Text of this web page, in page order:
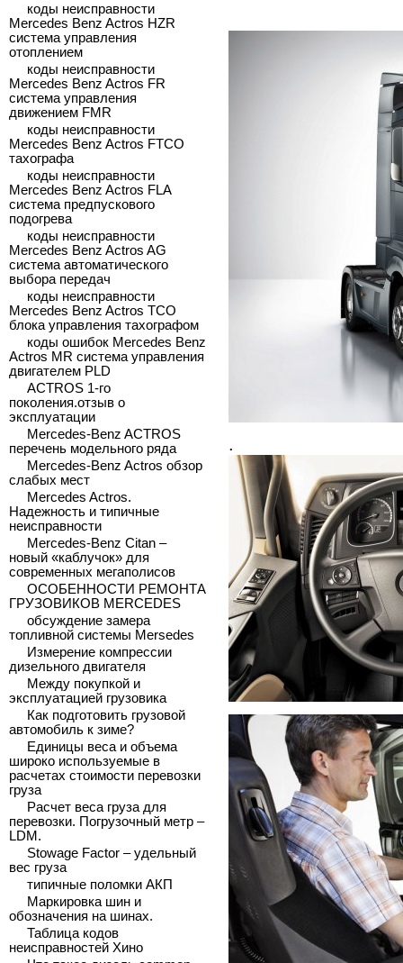
коды неисправности
Mercedes Benz Actros HZR
система управления
отоплением
коды неисправности
Mercedes Benz Actros FR
система управления
движением FMR
коды неисправности
Mercedes Benz Actros FTCO
тахографа
коды неисправности
Mercedes Benz Actros FLA
система предпускового
подогрева
коды неисправности
Mercedes Benz Actros AG
система автоматического
выбора передач
коды неисправности
Mercedes Benz Actros TCO
блока управления тахографом
коды ошибок Mercedes Benz
Actros MR система управления
двигателем PLD
ACTROS 1-го
поколения.отзыв о
эксплуатации
Mercedes-Benz ACTROS
перечень модельного ряда
Mercedes-Benz Actros обзор
слабых мест
Mercedes Actros.
Надежность и типичные
неисправности
Mercedes-Benz Citan –
новый «каблучок» для
современных мегаполисов
ОСОБЕННОСТИ РЕМОНТА
ГРУЗОВИКОВ MERCEDES
обсуждение замера
топливной системы Mersedes
Измерение компрессии
дизельного двигателя
Между покупкой и
эксплуатацией грузовика
Как подготовить грузовой
автомобиль к зиме?
Единицы веса и объема
широко используемые в
расчетах стоимости перевозки
груза
Расчет веса груза для
перевозки. Погрузочный метр –
LDM.
Stowage Factor – удельный
вес груза
типичные поломки АКП
Маркировка шин и
обозначения на шинах.
Таблица кодов
неисправностей Хино
.